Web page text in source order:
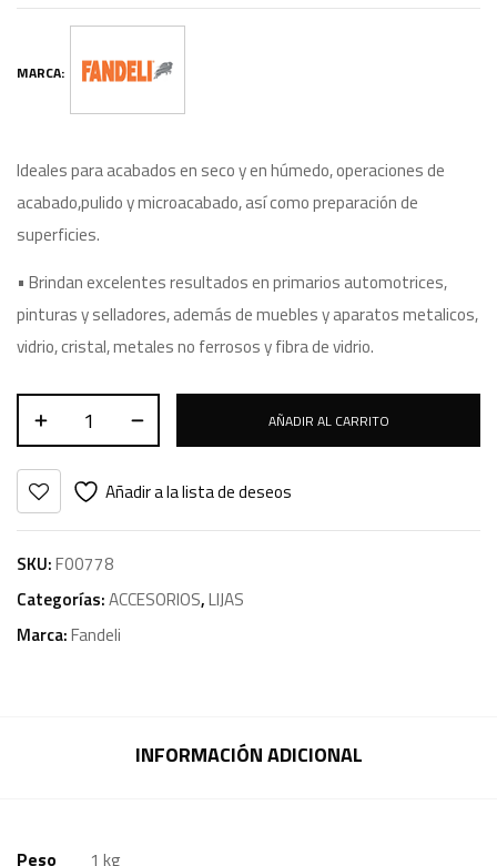
MARCA:
Ideales para acabados en seco y en húmedo, operaciones de
acabado,pulido y microacabado, así como preparación de
superficies.
• Brindan excelentes resultados en primarios automotrices,
pinturas y selladores, además de muebles y aparatos metalicos,
vidrio, cristal, metales no ferrosos y fibra de vidrio.
AÑADIR AL CARRITO
Añadir a la lista de deseos
SKU:F00778
Categorías:ACCESORIOS,LIJAS
Marca:Fandeli
INFORMACIÓN ADICIONAL
Peso 1 kg